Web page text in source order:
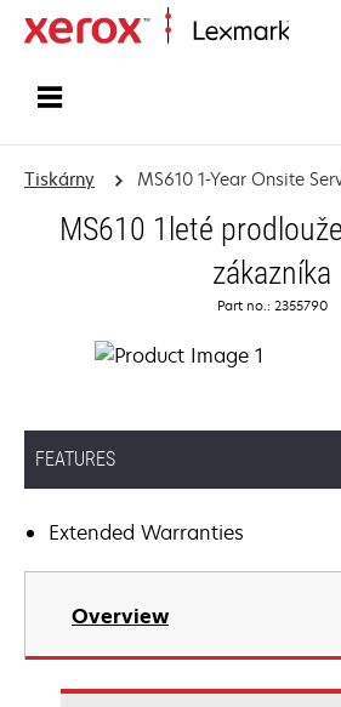
Tiskárny MS610 1-Year Onsite
MS610 1leté
zákazníka
Part no.: 2355790
FEATURES
Extended Warranties
Overview